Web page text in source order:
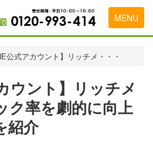
MENU
公式アカウント】リッチメ・・・
ウント】リッチメ
ク率を劇的に向上
紹介